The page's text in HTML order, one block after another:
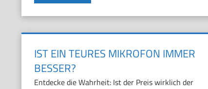
IST EIN TEURES MIKROFON IMMER
BESSER?
Entdecke die Wahrheit: Ist der Preis wirklich der